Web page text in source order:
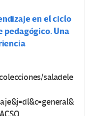
en el ciclo
pedagógico. Una
saladele